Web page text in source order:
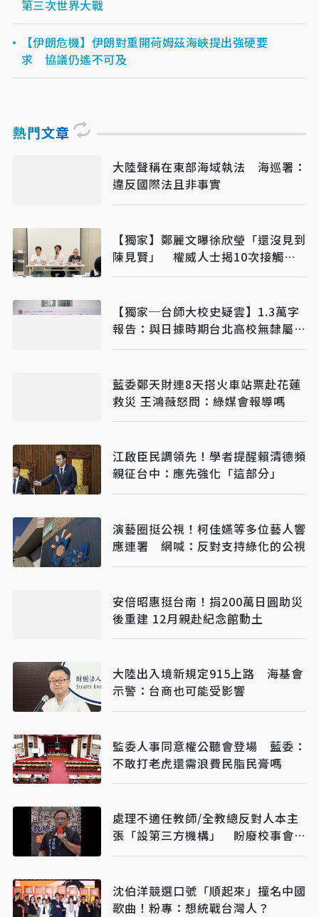
第三次世界大戰
【伊朗危機】伊朗對重開荷姆茲海峽提出強硬要
求 協議仍遙不可及
熱門文章
大陸聲稱在東部海域執法 海巡署：
違反國際法且非事實
【獨家】鄭麗文曝徐欣瑩「還沒見到
陳見賢」 權威人士揭10次接觸未
果：整合最後一哩路
【獨家─台師大校史疑雲】1.3萬字
報告：與日據時期台北高校無隸屬關
係
藍委鄭天財連8天搭火車站票赴花蓮
救災 王鴻薇怒問：綠媒會報導嗎
江啟臣民調領先！學者提醒賴清德頻
親征台中：應先強化「這部分」
演藝圈挺公視！柯佳嬿等多位藝人響
應連署 網喊：反對支持綠化的公視
安倍昭惠挺台南！捐200萬日圓助災
後重建 12月親赴紀念館動土
大陸出入境新規定915上路 海基會
示警：台商也可能受影響
監委人事同意權公聽會登場 藍委：
不敢打老虎還需浪費民脂民膏嗎
處理不適任教師/全教總反對人本主
張「設第三方機構」 盼廢校事會
議、案件分流
沈伯洋競選口號「順起來」撞名中國
歌曲！粉專：想統戰台灣人？